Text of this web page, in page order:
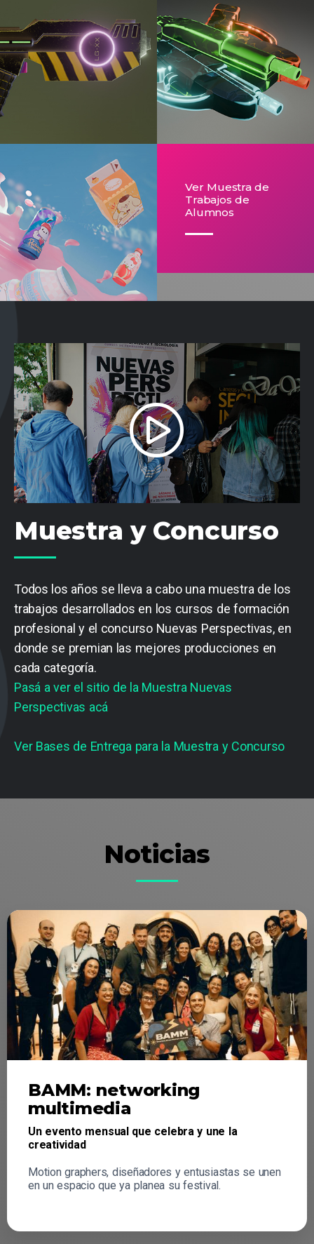
Ver Muestra de
Trabajos de
Alumnos
Muestra y Concurso
Todos los años se lleva a cabo una muestra de los
trabajos desarrollados en los cursos de formación
profesional y el concurso Nuevas Perspectivas, en
donde se premian las mejores producciones en
cada categoría.
Pasá a ver el sitio de la Muestra Nuevas
Perspectivas acá
Ver Bases de Entrega para la Muestra y Concurso
Noticias
BAMM: networking
multimedia
Un evento mensual que celebra y une la
creatividad
Motion graphers, diseñadores y entusiastas se unen
en un espacio que ya planea su festival.